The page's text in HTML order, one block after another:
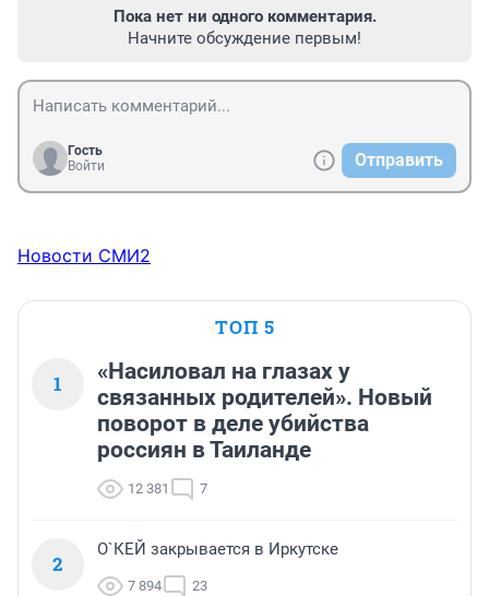
Пока нет ни одного комментария.
Начните обсуждение первым!
Гость
Войти
Отправить
Новости СМИ2
ТОП 5
1
«Насиловал на глазах у
связанных родителей». Новый
поворот в деле убийства
россиян в Таиланде
12 381 7
2
О`КЕЙ закрывается в Иркутске
7 894 23